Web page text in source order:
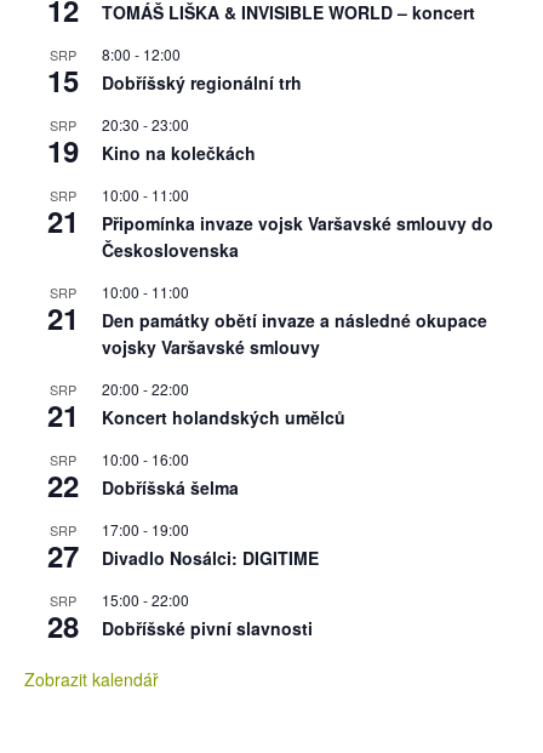
12 TOMÁŠ LIŠKA & INVISIBLE WORLD – koncert
SRP
15
8:00 - 12:00
Dobříšský regionální trh
SRP
19
20:30 -23:00
Kino na kolečkách
SRP
21
10:00 - 11:00
Připomínka invaze vojsk Varšavské smlouvy do
Československa
SRP
21
10:00 - 11:00
Den památky obětí invaze a následné okupace
vojsky Varšavské smlouvy
SRP
21
20:00 -22:00
Koncert holandských umělců
SRP
22
10:00 - 16:00
Dobříšská šelma
SRP
27
17:00 - 19:00
Divadlo Nosálci: DIGITIME
SRP
28
15:00 -22:00
Dobříšské pivní slavnosti
Zobrazit kalendář